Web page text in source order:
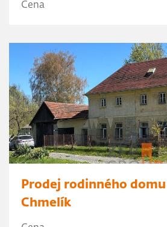
Cena
Prodej rodinného domu
Chmelík